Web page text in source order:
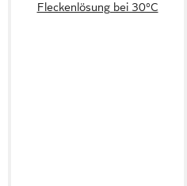
Fleckenlösung bei 30°C